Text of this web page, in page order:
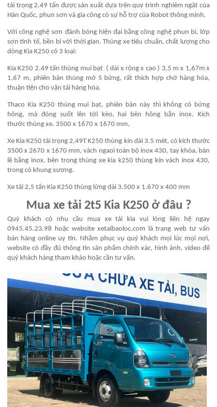
tải trọng 2.49 tấn được sản xuất dựa trên quy trình nghiêm ngặt của
Hàn Quốc, phun sơn và gia công có sự hỗ trợ của Robot thông minh.
Với công nghệ sơn đánh bóng hiện đại bằng công nghệ phun bi, lớp
sơn tinh tế, bền bỉ với thời gian. Thùng xe tiêu chuẩn, chất lượng cho
dòng Kia K250 có 3 loại:
Kia K250 2.49 tấn thùng mui bạt ( dài x rộng x cao ) 3,5 m x 1,67m x
1,67 m, phiên bản thùng mở 5 bửng, rất thích hợp chở hàng hóa,
thuận tiện cho vận tải hàng hóa.
Thaco Kia K250 thùng mui bạt, phiên bản này thì không có bửng
hông, mà đóng suốt lên tới kèo, hai bên hông bắn inox. Kích
thước thùng xe. 3500 x 1670 x 1670 mm,
Xe Kia K250 tải trọng 2,49T K250 thùng kín dài 3.5 mét, có kích thước
3500 x 2670 x 1670 mm, vách ngaoì toàn bộ inox 430, tay khóa, bản
lề bằng inox, bên trong thùng xe kia k250 thùng kín vách inox 430,
trong có khung xương.
Xe tải 2,5 tấn Kia K250 thùng lửng dài 3.500 x 1.670 x 400 mm
Mua xe tải 2t5 Kia K250 ở đâu ?
Quý khách có nhu cầu mua xe tải kia vui lòng liên hệ ngay
0945.45.23.98 hoặc website xetaibaoloc.com là trang web tư vấn
bán hàng online uy tín. Nhằm phục vụ quý khách mọi lúc mọi nơi,
website có đầy đủ thông tin sản phẩm chính xác, hình ảnh, video để
quý khách hàng tham khảo hoặc cần tư vấn.